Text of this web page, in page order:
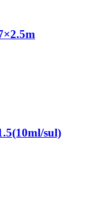
sul)